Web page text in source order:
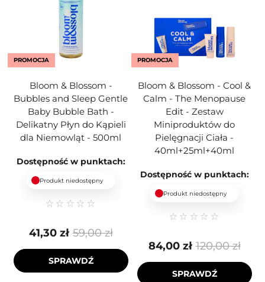
PROMOCJA
Bloom & Blossom -
Bubbles and Sleep Gentle
Baby Bubble Bath -
Delikatny Płyn do Kąpieli
dla Niemowląt - 500ml
Dostępność w punktach:
Produkt niedostępny
59,00 zł
41,30 zł
SPRAWDŹ
PROMOCJA
Bloom & Blossom - Cool &
Calm - The Menopause
Edit - Zestaw
Miniproduktów do
Pielęgnacji Ciała -
40ml+25ml+40ml
Dostępność w punktach:
Produkt niedostępny
120,00 zł
84,00 zł
SPRAWDŹ